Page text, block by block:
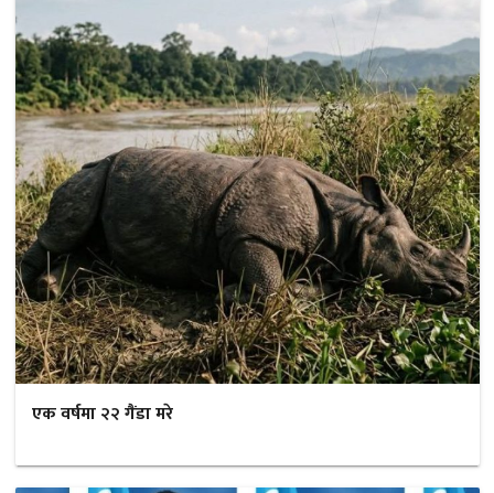
एक वर्षमा २२ गैंडा मरे